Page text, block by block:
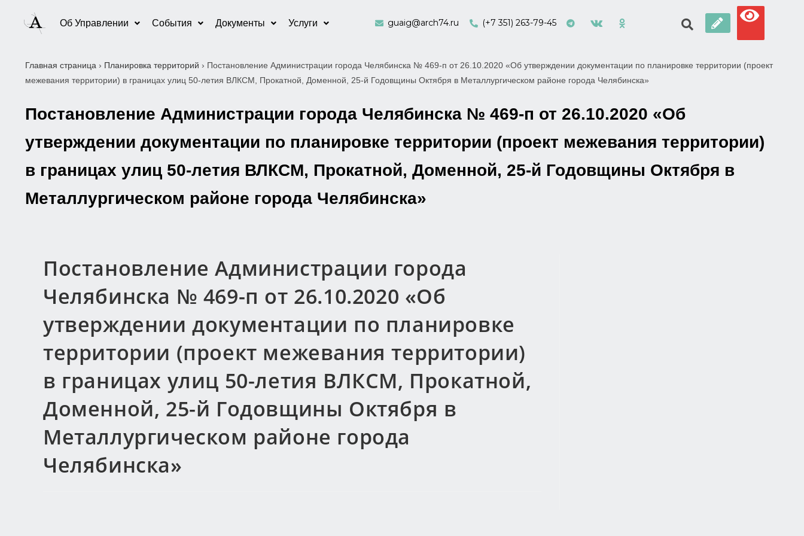
Об Управлении События Документы Услуги guaig@arch74.ru (+7 351) 263-79-45
Главная страница › Планировка территорий › Постановление Администрации города Челябинска № 469-п от 26.10.2020 «Об утверждении документации по планировке территории (проект
межевания территории) в границах улиц 50-летия ВЛКСМ, Прокатной, Доменной, 25-й Годовщины Октября в Металлургическом районе города Челябинска»
Постановление Администрации города Челябинска № 469-п от 26.10.2020 «Об
утверждении документации по планировке территории (проект межевания территории)
в границах улиц 50-летия ВЛКСМ, Прокатной, Доменной, 25-й Годовщины Октября в
Металлургическом районе города Челябинска»
Постановление Администрации города
Челябинска № 469-п от 26.10.2020 «Об
утверждении документации по планировке
территории (проект межевания территории)
в границах улиц 50-летия ВЛКСМ, Прокатной,
Доменной, 25-й Годовщины Октября в
Металлургическом районе города
Челябинска»